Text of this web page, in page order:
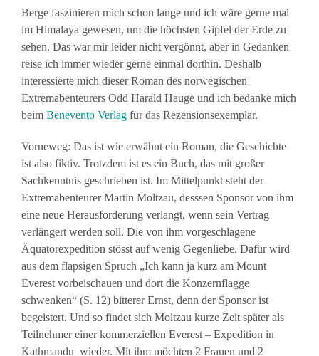
Berge faszinieren mich schon lange und ich wäre gerne mal
im Himalaya gewesen, um die höchsten Gipfel der Erde zu
sehen. Das war mir leider nicht vergönnt, aber in Gedanken
reise ich immer wieder gerne einmal dorthin. Deshalb
interessierte mich dieser Roman des norwegischen
Extremabenteurers Odd Harald Hauge und ich bedanke mich
beim Benevento Verlag für das Rezensionsexemplar.
Vorneweg: Das ist wie erwähnt ein Roman, die Geschichte
ist also fiktiv. Trotzdem ist es ein Buch, das mit großer
Sachkenntnis geschrieben ist. Im Mittelpunkt steht der
Extremabenteurer Martin Moltzau, desssen Sponsor von ihm
eine neue Herausforderung verlangt, wenn sein Vertrag
verlängert werden soll. Die von ihm vorgeschlagene
Äquatorexpedition stösst auf wenig Gegenliebe. Dafür wird
aus dem flapsigen Spruch „Ich kann ja kurz am Mount
Everest vorbeischauen und dort die Konzernflagge
schwenken“ (S. 12) bitterer Ernst, denn der Sponsor ist
begeistert. Und so findet sich Moltzau kurze Zeit später als
Teilnehmer einer kommerziellen Everest – Expedition in
Kathmandu wieder. Mit ihm möchten 2 Frauen und 2